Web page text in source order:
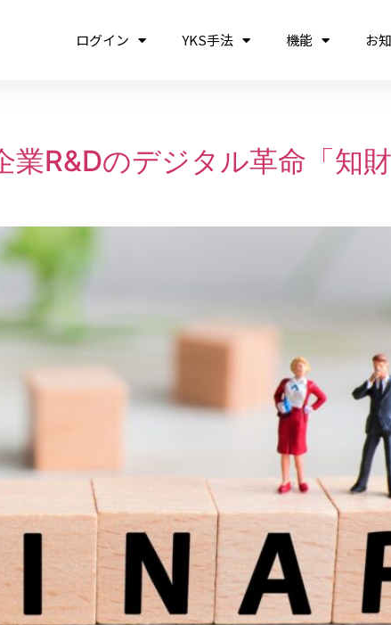
ログイン YKS手法 機能 お
業R&Dのデジタル革命「知